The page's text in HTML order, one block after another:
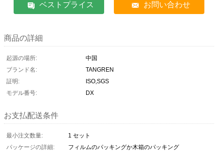
ベストプライス お問い合わせ
商品の詳細
起源の場所:
中国
ブランド名:
TANGREN
証明:
ISO,SGS
モデル番号:
DX
お支払配送条件
最小注文数量:
1 セット
パッケージの詳細:
フィルムのパッキングか木箱のパッキング